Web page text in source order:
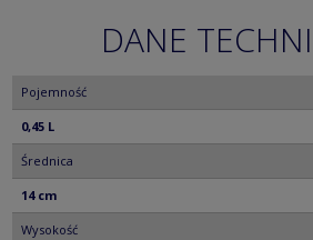
DANE
Pojemność
0,45 L
Średnica
14 cm
Wysokość